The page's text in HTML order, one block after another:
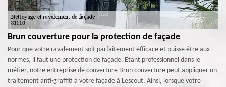
Brun couverture pour la protection de façade
Pour que votre ravalement soit parfaitement efficace et puisse être aux
normes, il faut une protection de façade. Etant professionnel dans le
métier, notre entreprise de couverture Brun couverture peut appliquer un
traitement anti-graffiti à votre façade à Lescout. Ainsi, lorsque votre